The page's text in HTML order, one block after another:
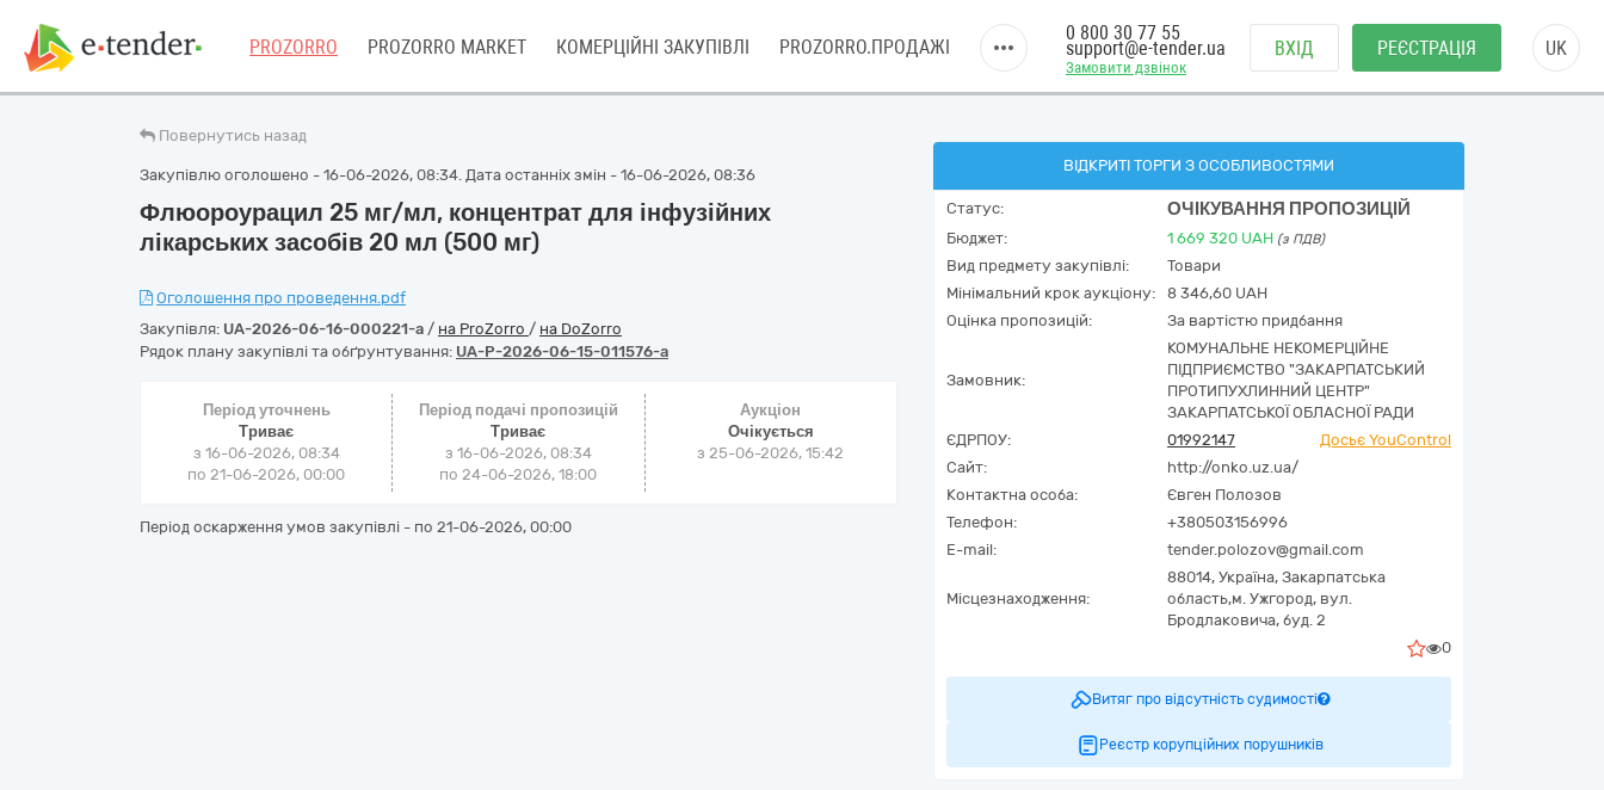
PROZORRO PROZORRO MARKET КОМЕРЦІЙНІ ЗАКУПІВЛІ PROZORRO.ПРОДАЖІ
Замовити дзвінок
0 800 30 77 55
support@e-tender.ua ВХІД РЕЄСТРАЦІЯ UK
Повернутись назад
Закупівлю оголошено - 16-06-2026, 08:34. Дата останніх змін - 16-06-2026, 08:36
Флюороурацил 25 мг/мл, концентрат для інфузійних
лікарських засобів 20 мл (500 мг)
Оголошення про проведення.pdf
Закупівля: UA-2026-06-16-000221-a / на ProZorro / на DoZorro
Рядок плану закупівлі та обґрунтування: UA-P-2026-06-15-011576-a
Період уточнень
Триває
з 16-06-2026, 08:34
по 21-06-2026, 00:00
Період подачі пропозицій
Триває
з 16-06-2026, 08:34
по 24-06-2026, 18:00
Аукціон
Очікується
з25-06-2026, 15:42
Період оскарження умов закупівлі - по 21-06-2026, 00:00
ВІДКРИТІ ТОРГИ З ОСОБЛИВОСТЯМИ
Статус: ОЧІКУВАННЯ ПРОПОЗИЦІЙ
Бюджет: 1 669 320 UAH (з ПДВ)
Вид предмету закупівлі:
Товари
Мінімальний крок аукціону:
8 346,60 UAH
Оцінка пропозицій:
За вартістю придбання
Замовник:
КОМУНАЛЬНЕ НЕКОМЕРЦІЙНЕ
ПІДПРИЄМСТВО "ЗАКАРПАТСЬКИЙ
ПРОТИПУХЛИННИЙ ЦЕНТР"
ЗАКАРПАТСЬКОЇ ОБЛАСНОЇ РАДИ
ЄДРПОУ:
01992147
Досьє YouControl
Сайт:
http://onko.uz.ua/
Контактна особа:
Євген Полозов
Телефон:
+380503156996
E-mail:
tender.polozov@gmail.com
Місцезнаходження:
88014, Україна, Закарпатська
область,м. Ужгород, вул.
Бродлаковича, буд. 2
0
Витяг про відсутність судимості
Реєстр корупційних порушників